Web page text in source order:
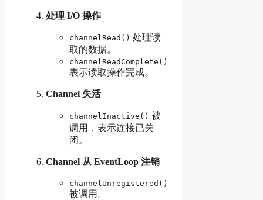
处理 I/O 操作
channelRead() 处理读
取的数据。
channelReadComplete()
表示读取操作完成。
Channel 失活
channelInactive() 被
调用，表示连接已关
闭。
Channel 从 EventLoop 注销
channelUnregistered()
被调用。